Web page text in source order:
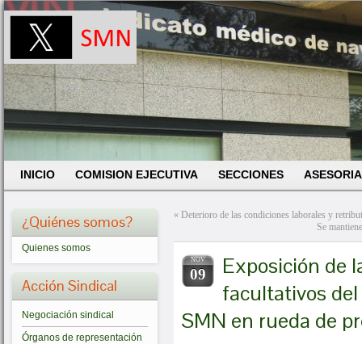
INICIO COMISION EJECUTIVA SECCIONES
¿Quiénes somos?
Quienes somos
Acción Sindical
Negociación sindical
Órganos de representación
« Deterioro de las condiciones laborales y
Se
NOV
09
Exposición de
facultativos del
SMN en rueda de